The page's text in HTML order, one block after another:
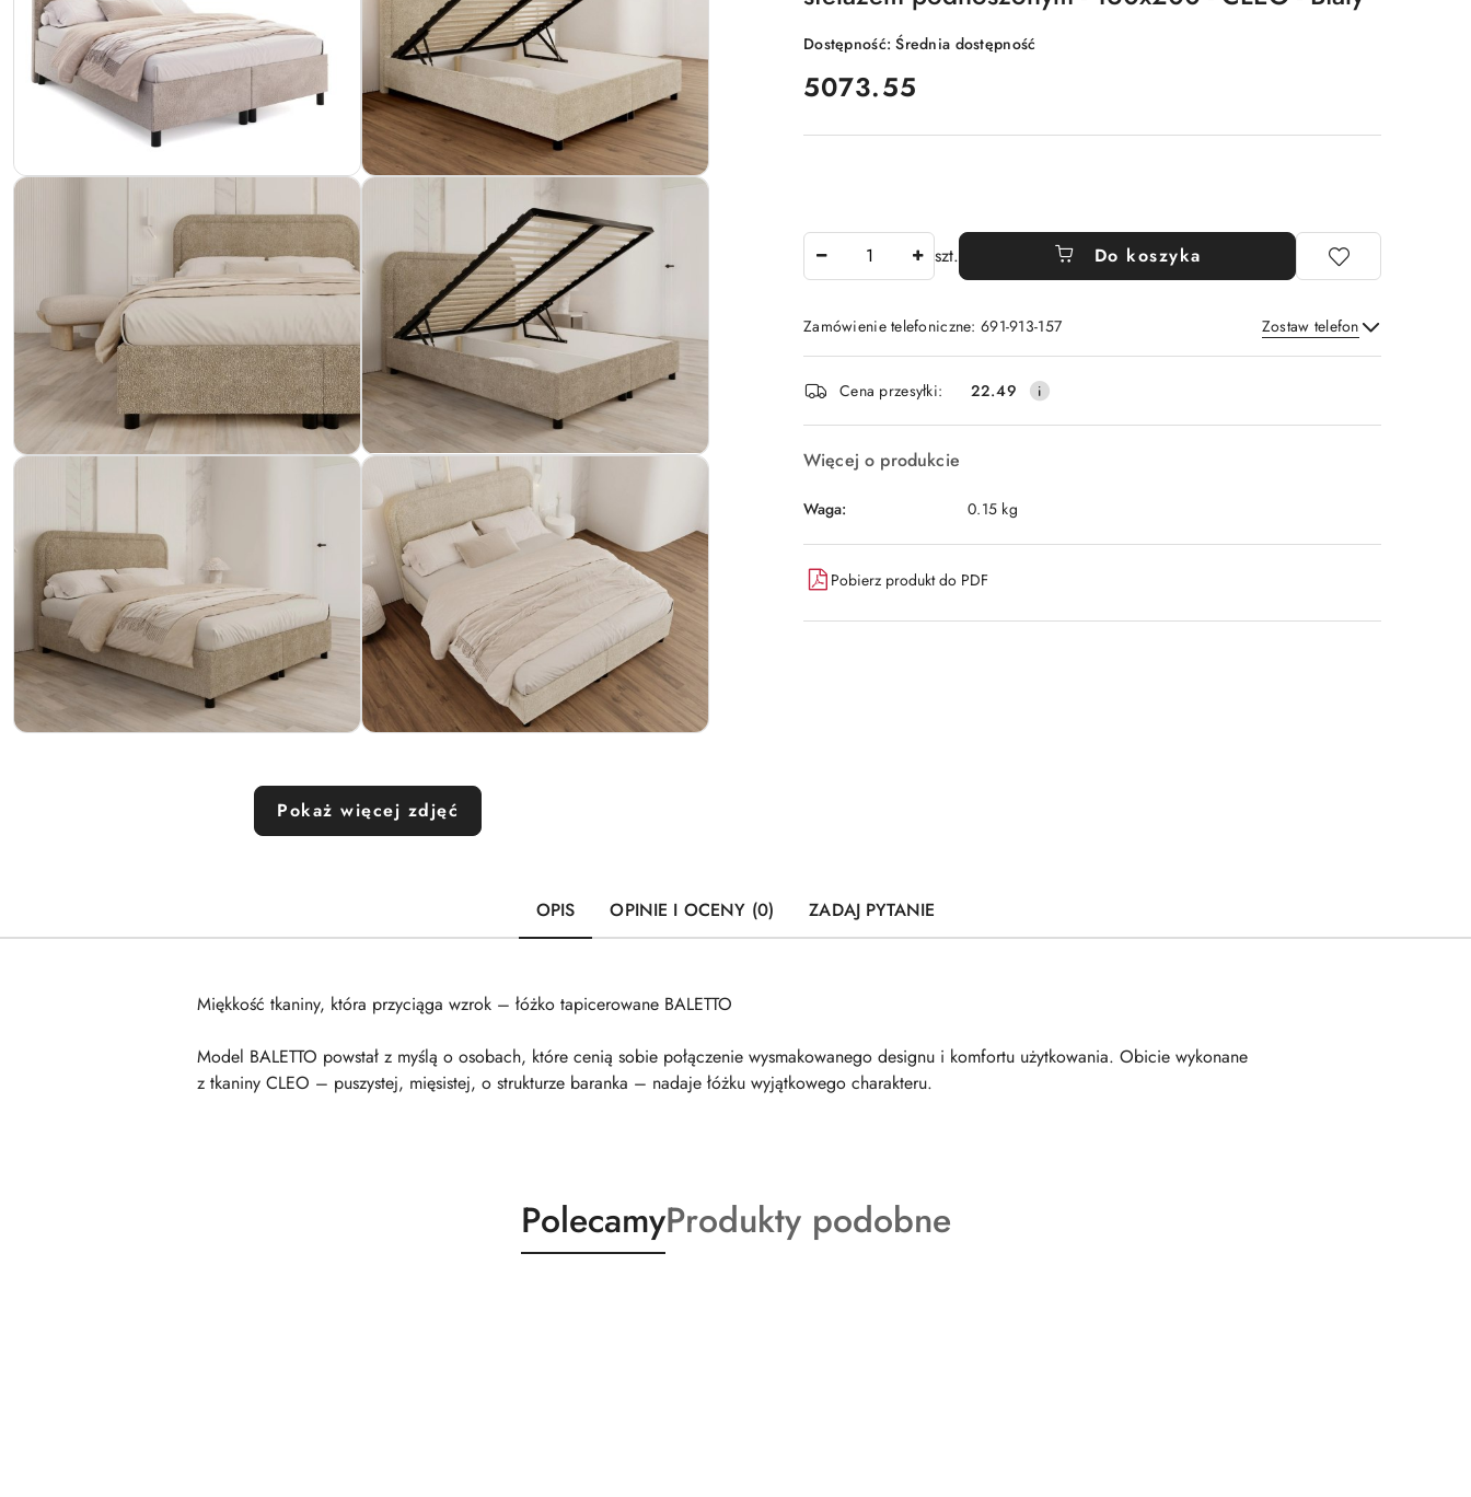
Pokaż więcej zdjęć
Dostępność:Średnia dostępność
cena:
5073.55
szt. Do koszyka
Zamówienie telefoniczne: 691-913-157 Zostaw telefon
Wyślij
Dostępność
i
dostawa
Cena przesyłki: 22.49
Więcej o produkcie
Waga: 0.15 kg
Pobierz produkt do PDF
OPIS OPINIE I OCENY (0) ZADAJ PYTANIE
Miękkość tkaniny, która przyciąga wzrok – łóżko tapicerowane BALETTO
Model BALETTO powstał z myślą o osobach, które cenią sobie połączenie wysmakowanego designu i komfortu użytkowania. Obicie wykonane
z tkaniny CLEO – puszystej, mięsistej, o strukturze baranka – nadaje łóżku wyjątkowego charakteru.
Produkty
o
PolecamyProdukty
o
Produkty podobne